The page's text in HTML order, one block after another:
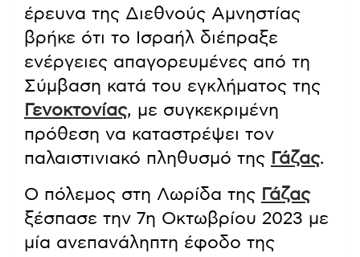
έρευνα της Διεθνούς Αμνηστίας
βρήκε ότι το Ισραήλ διέπραξε
ενέργειες απαγορευμένες από τη
Σύμβαση κατά του εγκλήματος της
Γενοκτονίας, με συγκεκριμένη
πρόθεση να καταστρέψει τον
παλαιστινιακό πληθυσμό της Γάζας.
Ο πόλεμος στη Λωρίδα της Γάζας
ξέσπασε την 7η Οκτωβρίου 2023 με
μία ανεπανάληπτη έφοδο της